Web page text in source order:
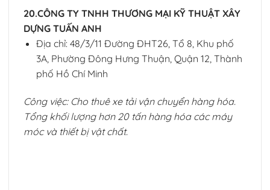
20.CÔNG TY TNHH THƯƠNG MẠI KỸ THUẬT XÂY
DỰNG TUẤN ANH
Địa chỉ: 48/3/11 Đường ĐHT26, Tổ 8, Khu phố
3A, Phường Đông Hưng Thuận, Quận 12, Thành
phố Hồ Chí Minh
Công việc: Cho thuê xe tải vận chuyển hàng hóa.
Tổng khối lượng hơn 20 tấn hàng hóa các máy
móc và thiết bị vật chất.